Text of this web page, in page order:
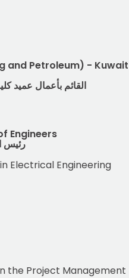
and Petroleum) - Kuwait
القائم بأعمال عميد
Engineers
رئيس
Electrical Engineering
the Project Management